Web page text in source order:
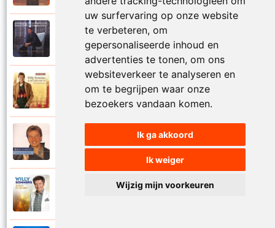
uw surfervaring op onze website
te verbeteren, om
gepersonaliseerde inhoud en
advertenties te tonen, om ons
websiteverkeer te analyseren en
om te begrijpen waar onze
bezoekers vandaan komen.
Ik ga akkoord
Ik weiger
Wijzig mijn voorkeuren
Willy Sommers
Willy Sommers
Jij bent alles voor mij
Jij bent als een droom
2004
Willy Sommers